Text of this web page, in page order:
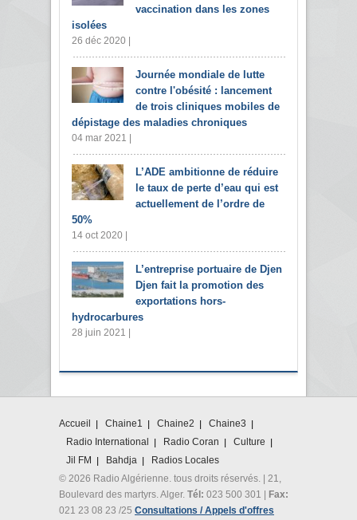
vaccination dans les zones
isolées
26 déc 2020 |
Journée mondiale de lutte
contre l'obésité : lancement
de trois cliniques mobiles de
dépistage des maladies chroniques
04 mar 2021 |
L’ADE ambitionne de réduire
le taux de perte d’eau qui est
actuellement de l’ordre de
50%
14 oct 2020 |
L’entreprise portuaire de Djen
Djen fait la promotion des
exportations hors-
hydrocarbures
28 juin 2021 |
Accueil Chaine1 Chaine2
Chaine3
Radio International
Radio Coran
Culture
Jil FM
Bahdja
Radios Locales
© 2026 Radio Algérienne. tous droits réservés. | 21,
Boulevard des martyrs. Alger. Tél: 023 500 301 | Fax:
021 23 08 23 /25 Consultations / Appels d'offres